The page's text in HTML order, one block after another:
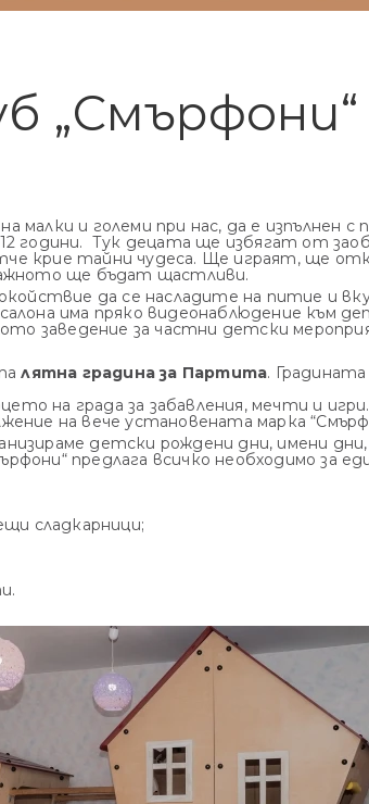
малки и големи при нас, да е изпълнен
години. Тук децата ще избягат от
крие тайни чудеса. Ще играят, ще
ще бъдат щастливи.
да се насладите на питие и
има пряко видеонаблюдение към
заведение за частни детски
лятна градина за Партита. Градината
на града за забавления, мечти и
на вече установената марка
детски рождени дни, имени дни,
предлага всичко необходимо за
сладкарници;